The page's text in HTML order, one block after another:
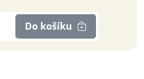
Do košíku